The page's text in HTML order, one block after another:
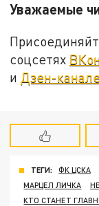
Уважаемые
соцсетях
и Дзен-
ТЕГИ: ФК ЦСКА
МАРЦЕЛ ЛИЧКА
КТО СТАНЕТ